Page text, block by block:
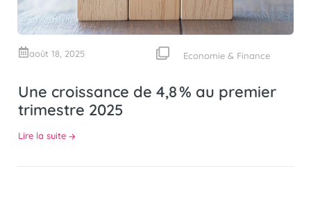
août 18, 2025 Economie & Finance
Une croissance de 4,8 % au premier
trimestre 2025
Lire la suite